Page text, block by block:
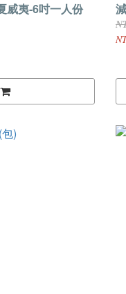
威夷-6吋一人份